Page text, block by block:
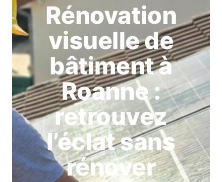
Rénovation
visuelle de
bâtiment à
Roanne :
retrouvez
l’éclat sans
rénover